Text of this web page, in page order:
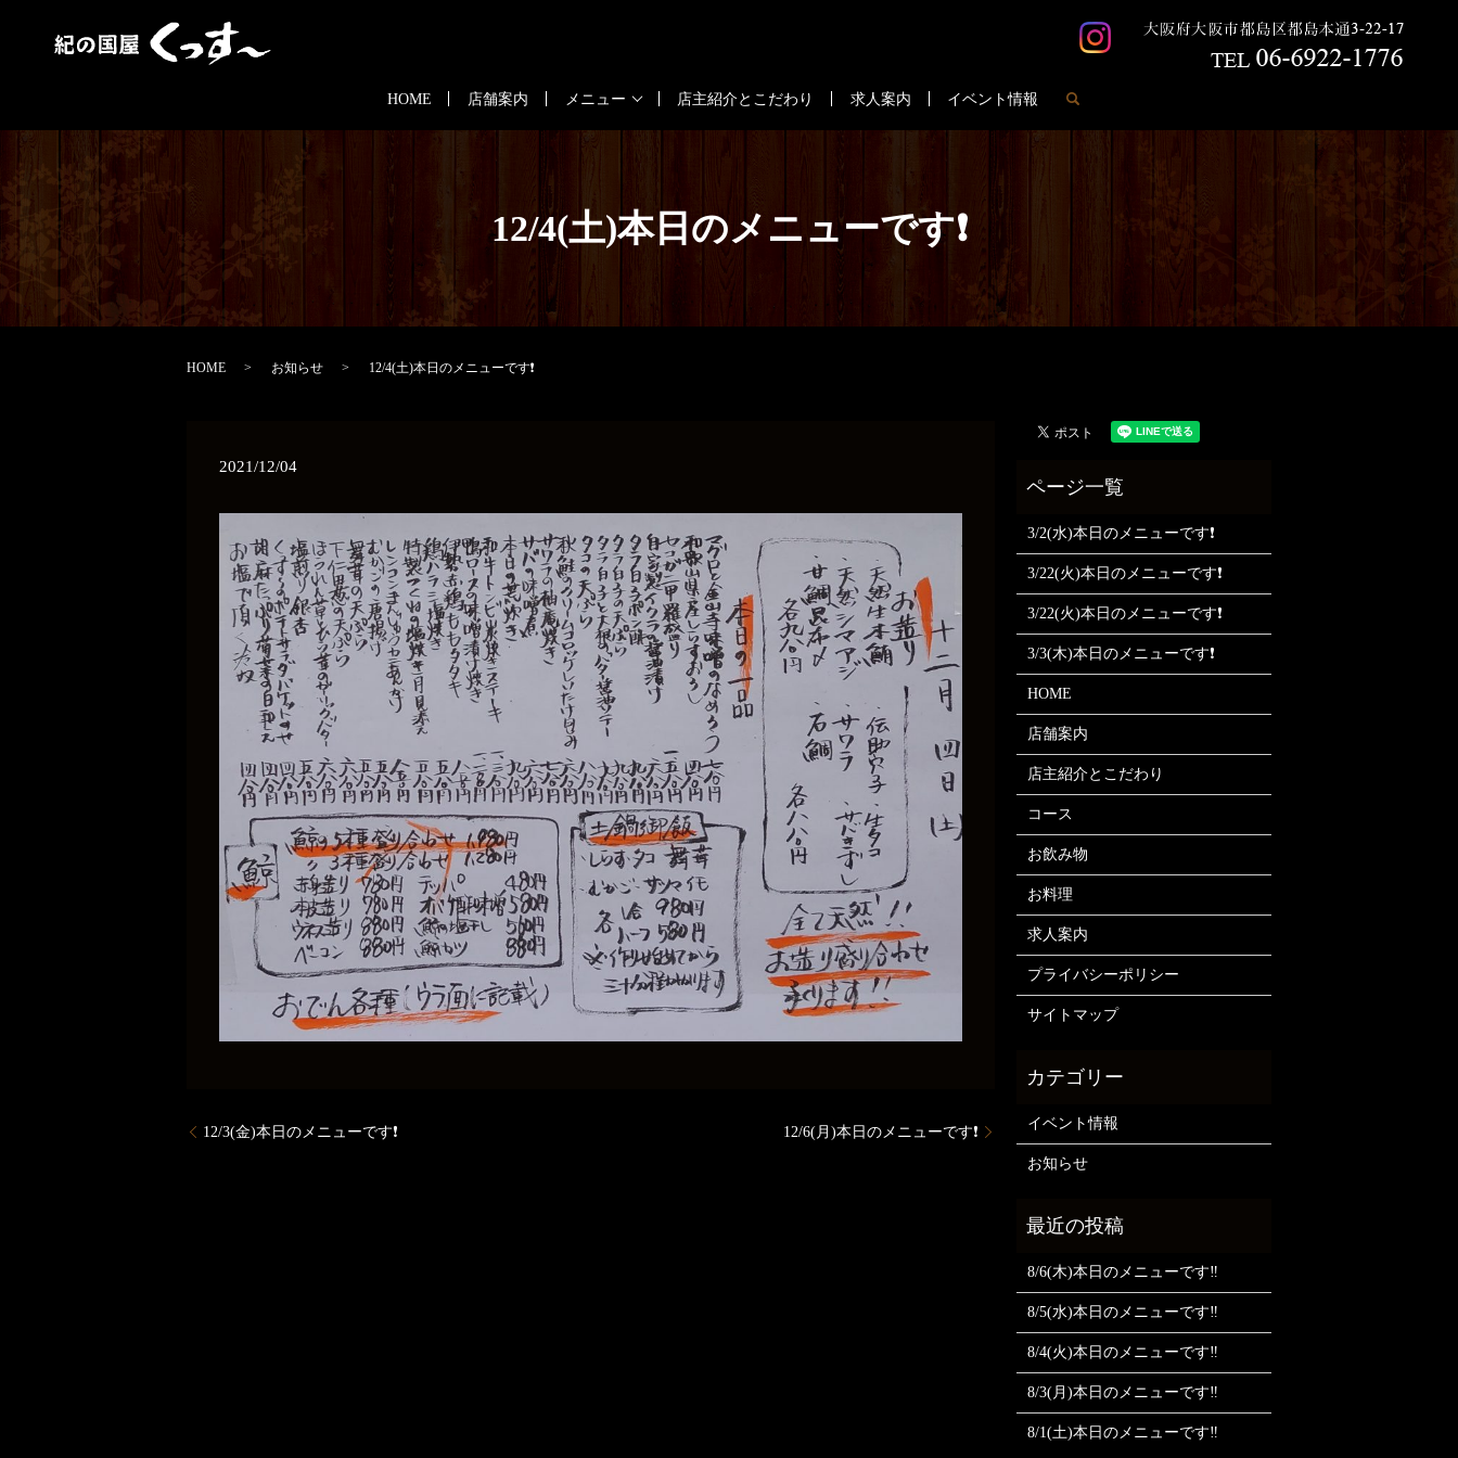
HOME 店舗案内 メニュー 店主紹介とこだわり 求人案内 イベント情報
12/4(土)本日のメニューです❗
HOME お知らせ 12/4(土)本日のメニューです❗
2021/12/04
12/3(金)本日のメニューです❗ 12/6(月)本日のメニューです❗
3/2(水)本日のメニューです❗
3/22(火)本日のメニューです❗
3/22(火)本日のメニューです❗
3/3(木)本日のメニューです❗
HOME
店舗案内
店主紹介とこだわり
コース
お飲み物
お料理
求人案内
プライバシーポリシー
サイトマップ
イベント情報
お知らせ
8/6(木)本日のメニューです‼️
8/5(水)本日のメニューです‼️
8/4(火)本日のメニューです‼️
8/3(月)本日のメニューです‼️
8/1(土)本日のメニューです‼️